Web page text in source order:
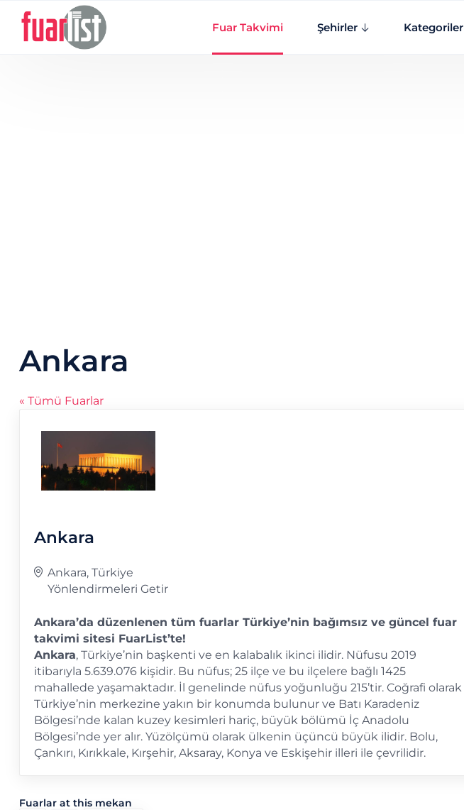
Skip to main content
Fuar Takvimi
Şehirler Kategoriler
Ankara
« Tümü Fuarlar
Ankara
Adres
Ankara, Türkiye
Yönlendirmeleri Getir
Ankara’da düzenlenen tüm fuarlar Türkiye’nin bağımsız ve güncel fuar
takvimi sitesi FuarList’te!
Ankara, Türkiye’nin başkenti ve en kalabalık ikinci ilidir. Nüfusu 2019
itibarıyla 5.639.076 kişidir. Bu nüfus; 25 ilçe ve bu ilçelere bağlı 1425
mahallede yaşamaktadır. İl genelinde nüfus yoğunluğu 215’tir. Coğrafi olarak
Türkiye’nin merkezine yakın bir konumda bulunur ve Batı Karadeniz
Bölgesi’nde kalan kuzey kesimleri hariç, büyük bölümü İç Anadolu
Bölgesi’nde yer alır. Yüzölçümü olarak ülkenin üçüncü büyük ilidir. Bolu,
Çankırı, Kırıkkale, Kırşehir, Aksaray, Konya ve Eskişehir illeri ile çevrilidir.
Fuarlar at this mekan